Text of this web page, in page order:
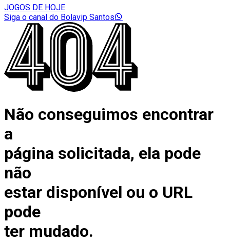
JOGOS DE HOJE
Siga o canal do Bolavip Santos
Não conseguimos encontrar
a
página solicitada, ela pode
não
estar disponível ou o URL
pode
ter mudado.